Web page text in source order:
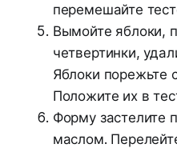
перемешайте
Вымойте яблоки,
четвертинки,
Яблоки порежьте
Положите их в
Форму застелите
маслом.